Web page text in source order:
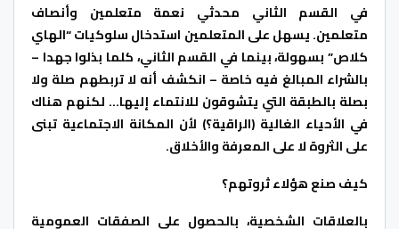
في القسم الثاني محدثي نعمة متعلمين وأنصاف
متعلمين. يسهل على المتعلمين استدخال سلوكيات “الهاي
كلاص” بسهولة، بينما في القسم الثاني، كلما بذلوا جهدا –
بالشراء المبالغ فيه خاصة – انكشف أنه لا تربطهم صلة ولا
بصلة بالطبقة التي يتشوقون للانتماء إليها… لكنهم هناك
في الأحياء الغالية (الراقية؟) لأن المكانة الاجتماعية تبنى
على الثروة لا على المعرفة والأخلاق.
كيف صنع هؤلاء ثروتهم؟
بالعلاقات الشخصية، بالحصول على الصفقات العمومية